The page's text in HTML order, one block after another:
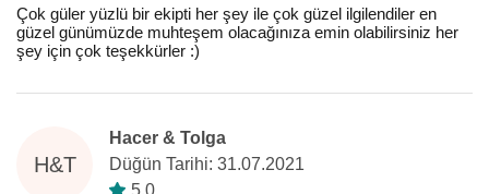
Çok güler yüzlü bir ekipti her şey ile çok güzel ilgilendiler en
güzel günümüzde muhteşem olacağınıza emin olabilirsiniz her
şey için çok teşekkürler :)
H&T
Hacer & Tolga
Düğün Tarihi: 31.07.2021
5,0